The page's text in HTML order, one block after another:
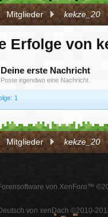
Mitglieder kekze_20
Erfolge von
Deine erste Nachricht
Poste irgendwo eine Nachricht.
1
Mitglieder kekze_20
von XenForo™
von xenDach ©2010-